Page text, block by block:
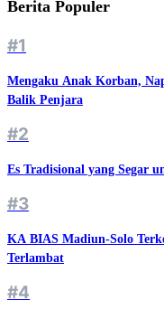
Berita Populer
#1
Mengaku Anak Korban,
Balik Penjara
#2
Es Tradisional yang Segar
#3
KA BIAS Madiun-Solo
Terlambat
#4